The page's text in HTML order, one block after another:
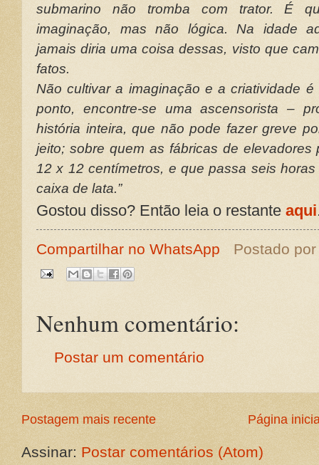
submarino não tromba com trator. É
imaginação, mas não lógica. Na idade
jamais diria uma coisa dessas, visto que
fatos.
Não cultivar a imaginação e a criatividade
ponto, encontre-se uma ascensorista –
história inteira, que não pode fazer greve
jeito; sobre quem as fábricas de
12 x 12 centímetros, e que passa seis
caixa de lata.”
Gostou disso? Então leia o restante aqui
Compartilhar no WhatsApp Postado
Nenhum comentário:
Postar um comentário
Postagem mais recente Página
Assinar: Postar comentários (Atom)